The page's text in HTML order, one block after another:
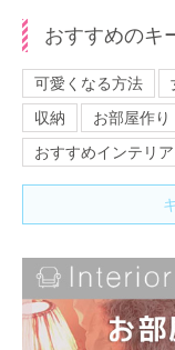
おすすめのキ
可愛くなる方法
収納
お部屋作り
おすすめインテリ